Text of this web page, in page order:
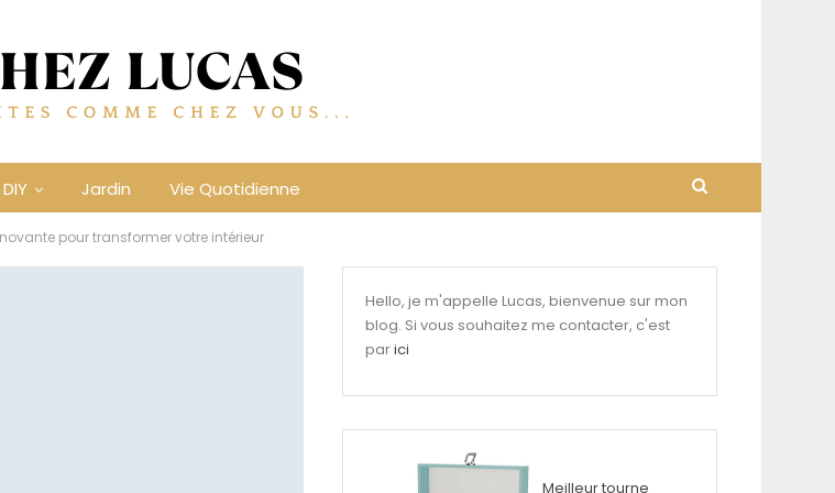
DIY Jardin Vie Quotidienne
pour transformer votre intérieur
Hello, je m'appelle Lucas, bienvenue sur mon
blog. Si vous souhaitez me contacter, c'est
parici
Meilleur tourne